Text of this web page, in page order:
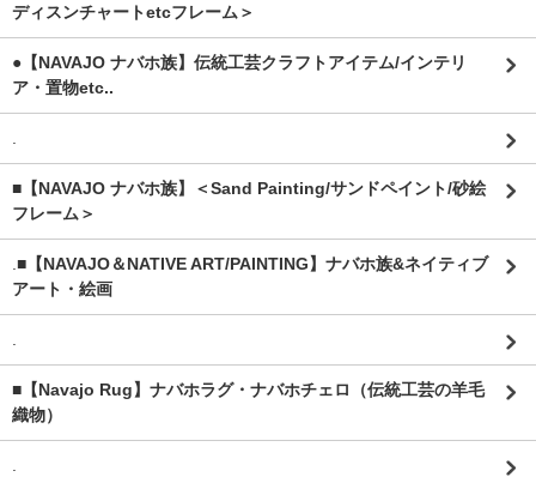
ディスンチャートetcフレーム＞
●【NAVAJO ナバホ族】伝統工芸クラフトアイテム/インテリ
ア・置物etc..
■【NAVAJO ナバホ族】＜Sand Painting/サンドペイント/砂絵
フレーム＞
■【NAVAJO＆NATIVE ART/PAINTING】ナバホ族&ネイティブ
アート・絵画
■【Navajo Rug】ナバホラグ・ナバホチェロ（伝統工芸の羊毛
織物）